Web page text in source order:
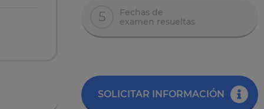
5
Fechas de
examen resueltas
SOLICITAR INFORMACIÓN